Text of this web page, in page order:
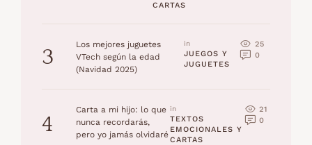
CARTAS
3
Los mejores juguetes
VTech según la edad
(Navidad 2025)
in
JUEGOS Y
JUGUETES
25
0
4
Carta a mi hijo: lo que
nunca recordarás,
pero yo jamás olvidaré
in
TEXTOS
EMOCIONALES Y
CARTAS
21
0